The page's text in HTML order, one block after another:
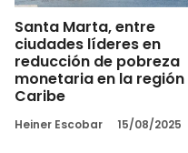
Santa Marta, entre
ciudades líderes en
reducción de pobreza
monetaria en la región
Caribe
Heiner Escobar 15/08/2025